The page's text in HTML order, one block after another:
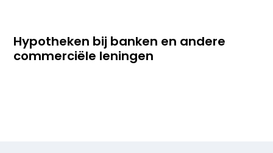
Hypotheken bij banken en andere
commerciële leningen